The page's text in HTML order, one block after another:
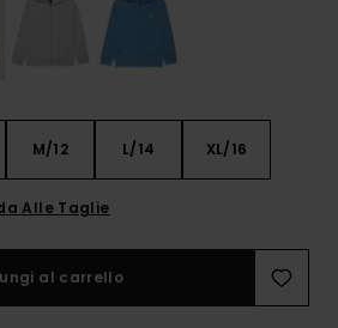
M/12 L/14 XL/16
Alle Taglie
al carrello